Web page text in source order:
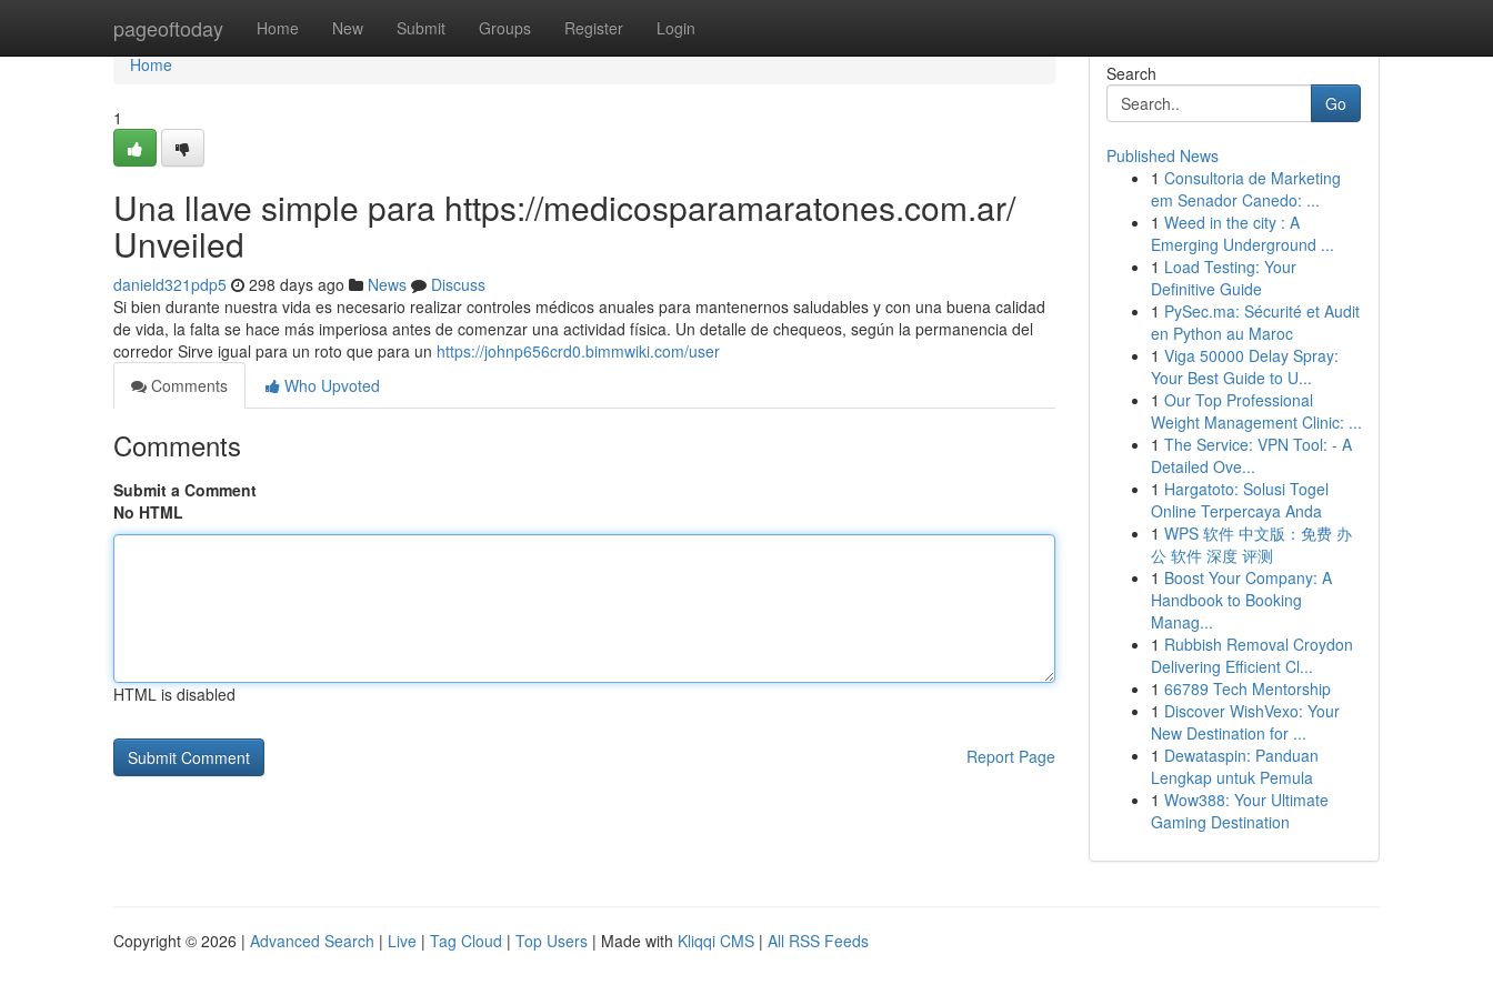
pageoftoday Home New Submit Groups Register Login
Home
Home
1
Una llave simple para https://medicosparamaratones.com.ar/
Unveiled
danield321pdp5 298 days ago News
Discuss
Si bien durante nuestra vida es necesario realizar controles médicos anuales para mantenernos saludables y con una buena calidad
de vida, la falta se hace más imperiosa antes de comenzar una actividad física. Un detalle de chequeos, según la permanencia del
corredor Sirve igual para un roto que para un https://johnp656crd0.bimmwiki.com/user
Comments
Who Upvoted
Comments
Submit a Comment
No HTML
HTML is disabled
Report Page
Search
Go
Published News
1 Consultoria de Marketing
em Senador Canedo: ...
1 Weed in the city : A
Emerging Underground ...
1 Load Testing: Your
Definitive Guide
1 PySec.ma: Sécurité et Audit
en Python au Maroc
1 Viga 50000 Delay Spray:
Your Best Guide to U...
1 Our Top Professional
Weight Management Clinic: ...
1 The Service: VPN Tool: - A
Detailed Ove...
1 Hargatoto: Solusi Togel
Online Terpercaya Anda
1 WPS 软件 中文版：免费 办
公 软件 深度 评测
1 Boost Your Company: A
Handbook to Booking
Manag...
1 Rubbish Removal Croydon
Delivering Efficient Cl...
1 66789 Tech Mentorship
1 Discover WishVexo: Your
New Destination for ...
1 Dewataspin: Panduan
Lengkap untuk Pemula
1 Wow388: Your Ultimate
Gaming Destination
Copyright © 2026 | Advanced Search | Live | Tag Cloud | Top Users | Made with Kliqqi CMS | All RSS Feeds